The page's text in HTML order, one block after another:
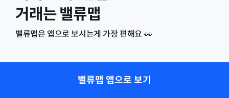
거래는 밸류맵
밸류맵은 앱으로 보시는게 가장 편해요 👀
밸류맵 앱으로 보기